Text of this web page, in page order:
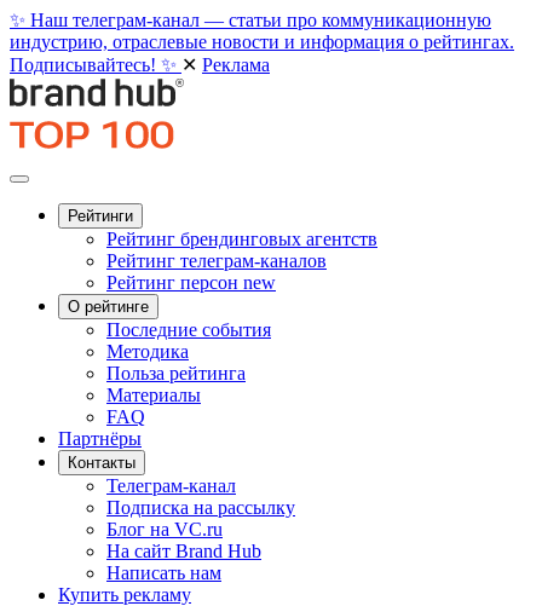
✨ Наш телеграм-канал — статьи про коммуникационную
индустрию, отраслевые новости и информация о рейтингах.
Подписывайтесь! ✨ ✕ Реклама
Рейтинги
Рейтинг брендинговых агентств
Рейтинг телеграм-каналов
Рейтинг персон new
О рейтинге
Последние события
Методика
Польза рейтинга
Материалы
FAQ
Партнёры
Контакты
Телеграм-канал
Подписка на рассылку
Блог на VC.ru
На сайт Brand Hub
Написать нам
Купить рекламу